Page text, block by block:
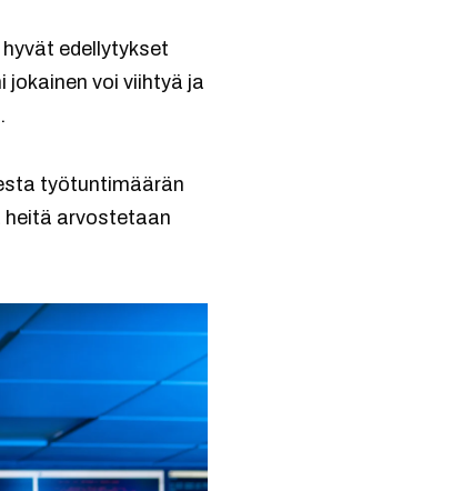
edellytykset
voi viihtyä ja
työtuntimäärän
heitä arvostetaan